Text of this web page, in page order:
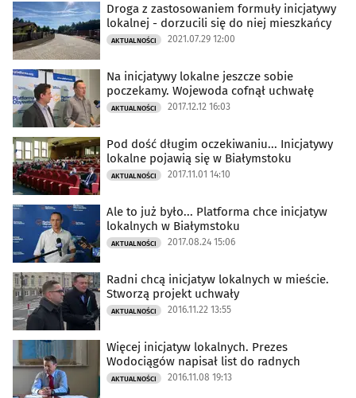
Droga z zastosowaniem formuły inicjatywy
lokalnej - dorzucili się do niej mieszkańcy
AKTUALNOŚCI 2021.07.29 12:00
Na inicjatywy lokalne jeszcze sobie
poczekamy. Wojewoda cofnął uchwałę
AKTUALNOŚCI 2017.12.12 16:03
Pod dość długim oczekiwaniu... Inicjatywy
lokalne pojawią się w Białymstoku
AKTUALNOŚCI 2017.11.01 14:10
Ale to już było... Platforma chce inicjatyw
lokalnych w Białymstoku
AKTUALNOŚCI 2017.08.24 15:06
Radni chcą inicjatyw lokalnych w mieście.
Stworzą projekt uchwały
AKTUALNOŚCI 2016.11.22 13:55
Więcej inicjatyw lokalnych. Prezes
Wodociągów napisał list do radnych
AKTUALNOŚCI 2016.11.08 19:13